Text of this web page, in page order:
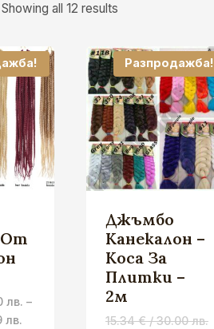
Showing all 12 results
От
лв. –
лв.Price
Разпродажба!
Джъмбо
Канекалон –
Коса За
Плитки –
2м
15.34€/ 30.00 лв.